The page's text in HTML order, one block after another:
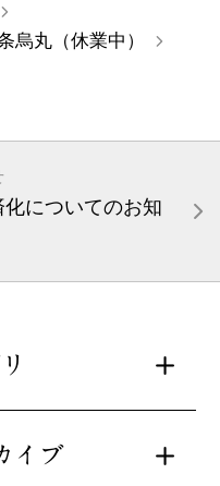
烏丸（休業中）
化についてのお知
イブ